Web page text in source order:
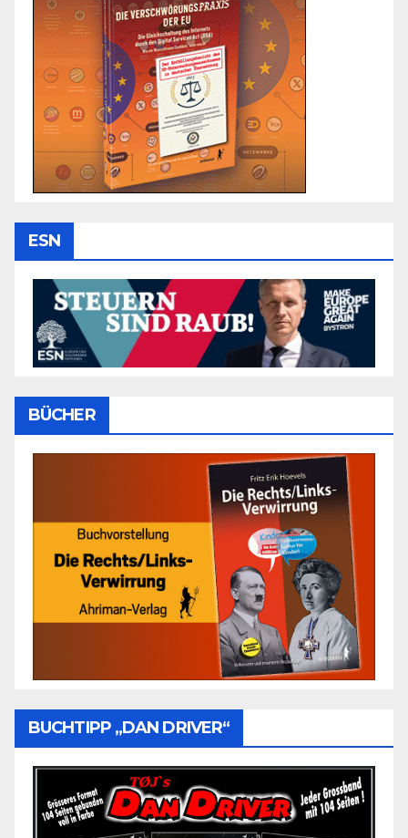
ESN
BÜCHER
BUCHTIPP „DAN DRIVER“